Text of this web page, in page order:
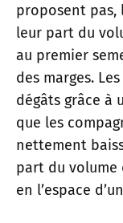
proposent pas,
leur part du
au premier
des marges.
dégâts grâce
que les
nettement
part du volume
en l’espace